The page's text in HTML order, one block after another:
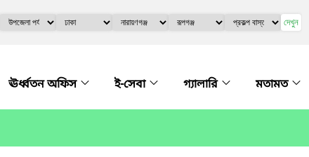
দেখুন
ঊর্ধ্বতন অফিস ই-সেবা গ্যালারি মতামত